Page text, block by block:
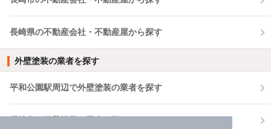
長崎県の不動産会社・不動産屋から探す
外壁塗装の業者を探す
平和公園駅周辺で外壁塗装の業者を探す